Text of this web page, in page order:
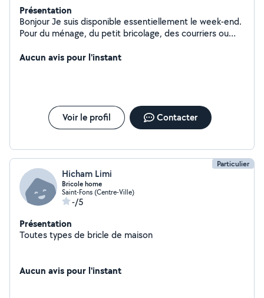
Présentation
Bonjour Je suis disponible essentiellement le week-end.
Pour du ménage, du petit bricolage, des courriers ou
Aucun avis pour l'instant
Voir le profil Contacter
Particulier
Hicham Limi
Bricole home
Saint-Fons (Centre-Ville)
-/5
Présentation
Toutes types de bricle de maison
Aucun avis pour l'instant